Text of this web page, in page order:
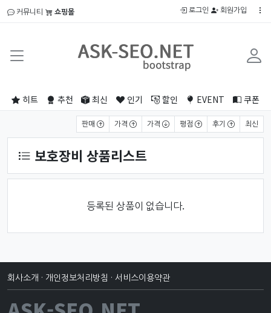
커뮤니티 쇼핑몰 로그인 회원가입
히트 추천 최신 인기 할인 EVENT 쿠폰
판매 가격 가격 평점 후기 최신
보호장비 상품리스트
등록된 상품이 없습니다.
회사소개 · 개인정보처리방침 · 서비스이용약관